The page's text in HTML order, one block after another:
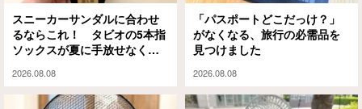
スニーカーサンダルに合わせ
るならこれ！ タビオの5本指
ソックスが夏に手放せなくな
2026.08.08
「パスポートどこだっけ？」
がなくなる、旅行の必需品を
見つけました
2026.08.08